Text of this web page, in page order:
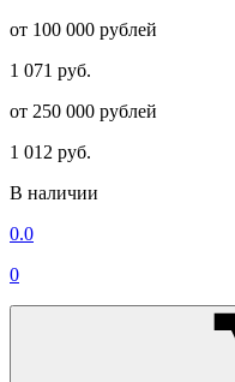
от 100 000 рублей
1 071 руб.
от 250 000 рублей
1 012 руб.
В наличии
0.0
0